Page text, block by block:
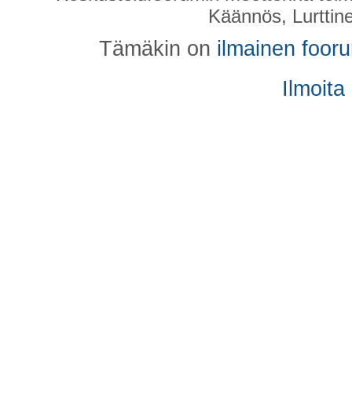
Käännös,
Tämäkin on ilmainen